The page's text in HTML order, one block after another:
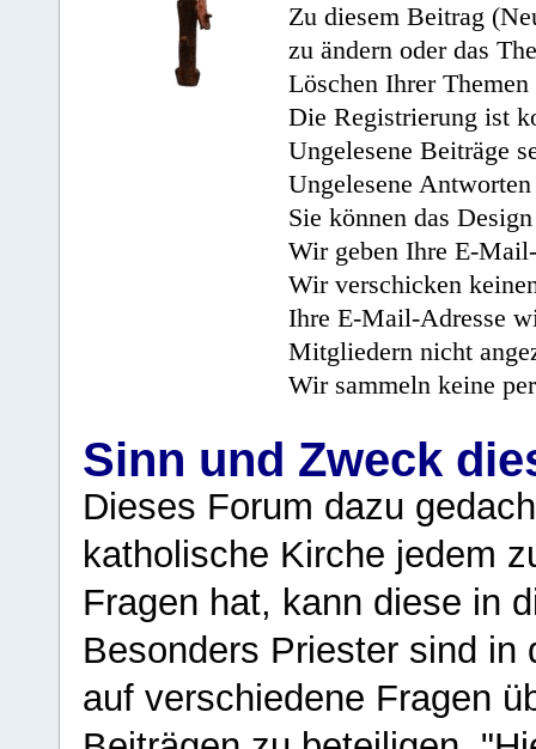
Zu diesem Beitrag
zu ändern oder das
Löschen Ihrer
Die Registrierung ist
Ungelesene Beiträge
Ungelesene
Sie können das
Wir geben Ihre E-
Wir verschicken
Ihre E-Mail-Adresse
Mitgliedern nicht
Wir sammeln keine
Sinn und Zweck
Dieses Forum dazu
katholische Kirche jedem
Fragen hat, kann diese in
Besonders Priester sind in
auf verschiedene Fragen